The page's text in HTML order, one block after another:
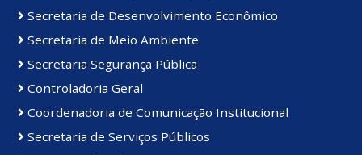
Secretaria de Desenvolvimento Econômico
Secretaria de Meio Ambiente
Secretaria Segurança Pública
Controladoria Geral
Coordenadoria de Comunicação Institucional
Secretaria de Serviços Públicos